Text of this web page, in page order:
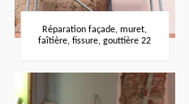
Réparation façade, muret,
faîtière, fissure, gouttière 22